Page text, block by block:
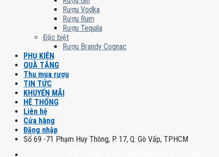
Rượu Vodka
Rượu Rum
Rượu Tequila
Đặc biệt
Rượu Brandy Cognac
PHỤ KIỆN
QUÀ TẶNG
Thu mua rượu
TIN TỨC
KHUYẾN MÃI
HỆ THỐNG
Liên hệ
Cửa hàng
Đăng nhập
Số 69 -71 Phạm Huy Thông, P. 17, Q. Gò Vấp, TPHCM